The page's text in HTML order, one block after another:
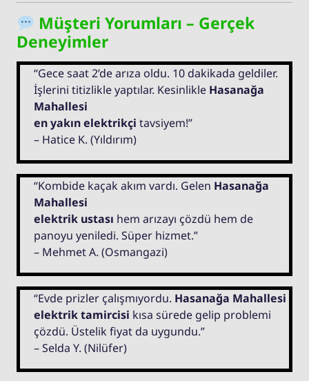
Müşteri Yorumları – Gerçek
Deneyimler
“Gece saat 2’de arıza oldu. 10 dakikada geldiler.
İşlerini titizlikle yaptılar. Kesinlikle Hasanağa
Mahallesi
en yakın elektrikçi tavsiyem!”
– Hatice K. (Yıldırım)
“Kombide kaçak akım vardı. Gelen Hasanağa
Mahallesi
elektrik ustası hem arızayı çözdü hem de
panoyu yeniledi. Süper hizmet.”
– Mehmet A. (Osmangazi)
“Evde prizler çalışmıyordu. Hasanağa Mahallesi
elektrik tamircisi kısa sürede gelip problemi
çözdü. Üstelik fiyat da uygundu.”
– Selda Y. (Nilüfer)